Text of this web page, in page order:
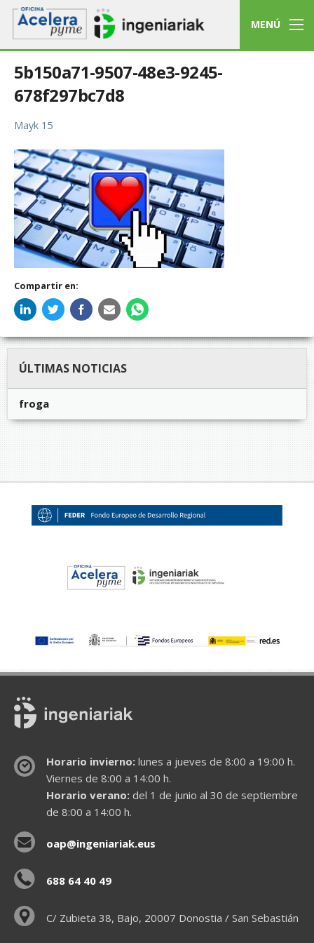
MENÚ
5b150a71-9507-48e3-9245-
678f297bc7d8
Mayk 15
Compartir en:
ÚLTIMAS NOTICIAS
froga
Horario invierno:lunes a jueves de 8:00 a 19:00 h.
Viernes de 8:00 a 14:00 h.
Horario verano:del 1 de junio al 30 de septiembre
de 8:00 a 14:00 h.
oap@ingeniariak.eus
688 64 40 49
C/ Zubieta 38, Bajo, 20007 Donostia / San Sebastián